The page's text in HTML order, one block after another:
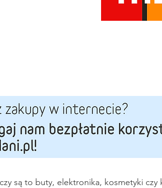
są to buty, elektronika, kosmetyki czy